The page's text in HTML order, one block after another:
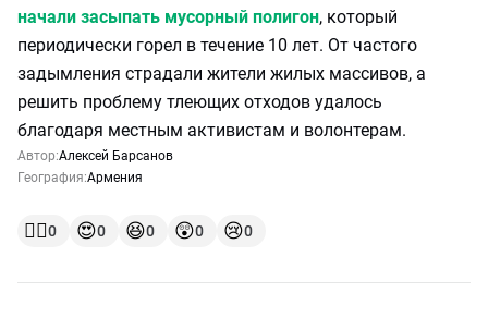
начали засыпать мусорный полигон, который
периодически горел в течение 10 лет. От частого
задымления страдали жители жилых массивов, а
решить проблему тлеющих отходов удалось
благодаря местным активистам и волонтерам.
Автор:Алексей Барсанов
География:Армения
👍🏻0 😍0 😆0 😲0 😢0